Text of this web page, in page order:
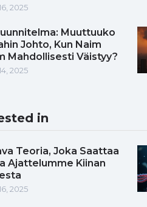
2025
Muuttuuko
Johto, Kun Naim
Mahdollisesti Väistyy?
2025
in
Teoria, Joka Saattaa
Ajattelumme Kiinan
2025